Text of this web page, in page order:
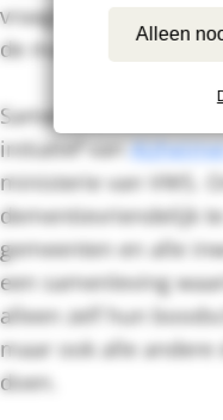
Alleen
vraagstuk. Dementie
de maatschappij.
Samen
initiatief van
ministerie van VWS.
dementievriendelijk
gemeenten en alle
een samenleving
alleen zelf hun
maar ook alle
doen.